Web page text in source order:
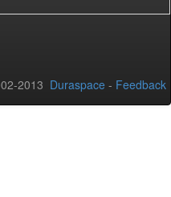
2013 Duraspace - Feedback